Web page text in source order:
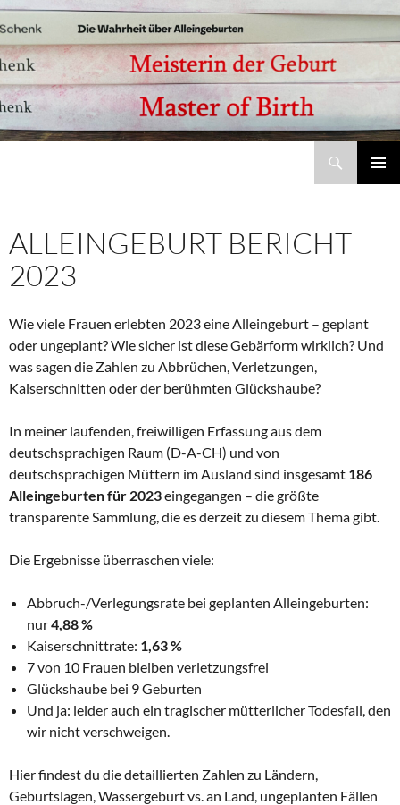
ALLEINGEBURT BERICHT
2023
Wie viele Frauen erlebten 2023 eine Alleingeburt – geplant
oder ungeplant? Wie sicher ist diese Gebärform wirklich? Und
was sagen die Zahlen zu Abbrüchen, Verletzungen,
Kaiserschnitten oder der berühmten Glückshaube?
In meiner laufenden, freiwilligen Erfassung aus dem
deutschsprachigen Raum (D-A-CH) und von
deutschsprachigen Müttern im Ausland sind insgesamt 186
Alleingeburtenfür 2023eingegangen – die größte
transparente Sammlung, die es derzeit zu diesem Thema gibt.
Die Ergebnisse überraschen viele:
Abbruch-/Verlegungsrate bei geplanten Alleingeburten:
nur4,88 %
Kaiserschnittrate: 1,63 %
7 von 10 Frauen bleiben verletzungsfrei
Glückshaube bei 9 Geburten
Und ja: leider auch ein tragischer mütterlicher Todesfall, den
wir nicht verschweigen.
Hier findest du die detaillierten Zahlen zu Ländern,
Geburtslagen, Wassergeburt vs. an Land, ungeplanten Fällen